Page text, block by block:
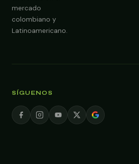
mercado
colombiano y
Latinoamericano.
SÍGUENOS